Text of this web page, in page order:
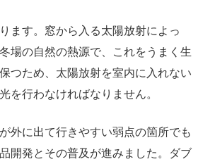
ます。窓から入る太陽放射によっ
場の自然の熱源で、これをうまく生
つため、太陽放射を室内に入れない
を行わなければなりません。
外に出て行きやすい弱点の箇所でも
開発とその普及が進みました。ダブ